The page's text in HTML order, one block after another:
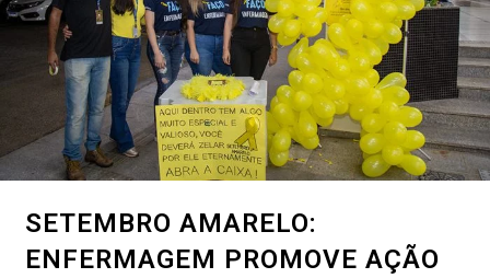
SETEMBRO AMARELO:
ENFERMAGEM PROMOVE AÇÃO